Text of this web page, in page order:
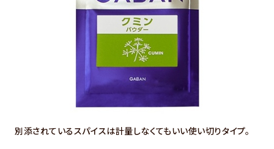
別添されているスパイスは計量しなくてもいい使い切りタイプ。